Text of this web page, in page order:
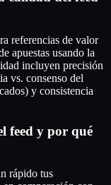
referencias de valor
apuestas usando la
incluyen precisión
vs. consenso del
y consistencia
feed y por qué
rápido tus